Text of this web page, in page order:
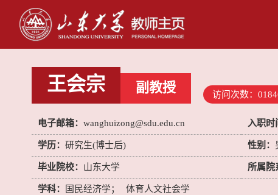
王会宗 副教授 访问次数：
电子邮箱： wanghuizong@sdu.edu.cn 入职时
学历： 研究生(博士后) 性别：
毕业院校： 山东大学 所属院
学科： 国民经济学； 体育人文社会学